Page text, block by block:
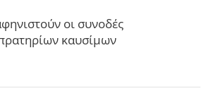
οι συνοδές
καυσίμων